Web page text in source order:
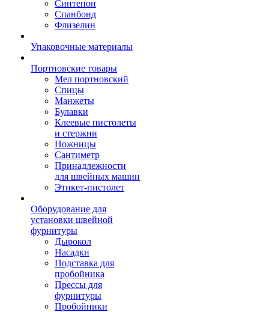
Синтепон
Спанбонд
Флизелин
Упаковочные материалы
Портновские товары
Мел портновский
Спицы
Манжеты
Булавки
Клеевые пистолеты
и стержни
Ножницы
Сантиметр
Принадлежности
для швейных машин
Этикет-пистолет
Оборудование для
установки швейной
фурнитуры
Дырокол
Насадки
Подставка для
пробойника
Прессы для
фурнитуры
Пробойники